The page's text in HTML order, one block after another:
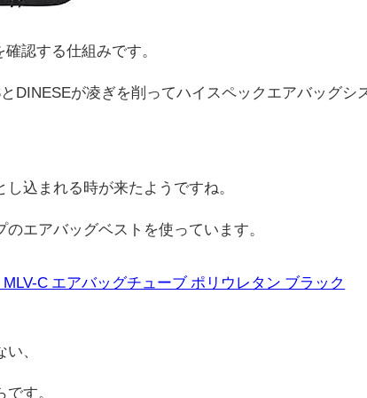
認する仕組みです。
DINESEが凌ぎを削ってハイスペックエアバッグシ
込まれる時が来たようですね。
エアバッグベストを使っています。
C エアバッグチューブ ポリウレタン ブラック
、
す。